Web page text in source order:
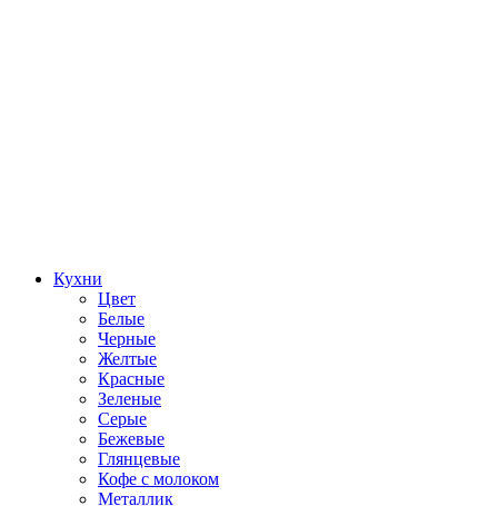
Кухни
Цвет
Белые
Черные
Желтые
Красные
Зеленые
Серые
Бежевые
Глянцевые
Кофе с молоком
Металлик